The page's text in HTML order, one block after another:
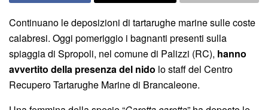
Continuano le deposizioni di tartarughe marine sulle coste
calabresi. Oggi pomeriggio i bagnanti presenti sulla
spiaggia di Spropoli, nel comune di Palizzi (RC), hanno
avvertito della presenza del nido lo staff del Centro
Recupero Tartarughe Marine di Brancaleone.